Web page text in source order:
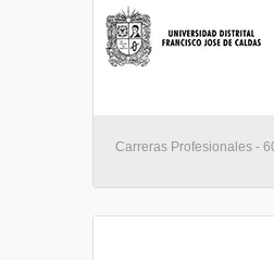
Carreras Profesionales -